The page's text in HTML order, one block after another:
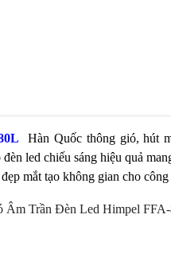
Hàn Quốc thông gió, hút
led chiếu sáng hiệu quả
mắt tạo không gian cho